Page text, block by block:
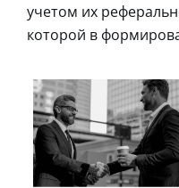
учетом их
которой в